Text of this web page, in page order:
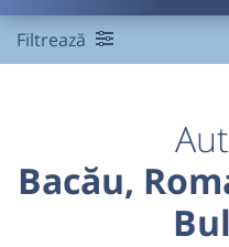
Filtrează
Bacău,